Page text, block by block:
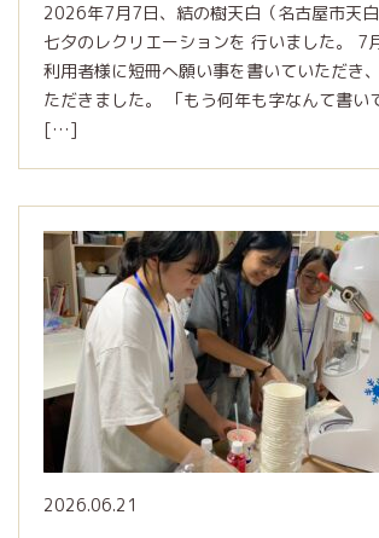
2026年7月7日、結の樹天白（名古屋市天
七夕のレクリエーションを 行いました。 7
利用者様に短冊へ願い事を書いていただき
ただきました。 「もう何年も字なんて書い
[…]
2026.06.21